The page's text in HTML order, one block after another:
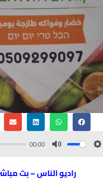
00:00
راديو الناس – بث مباشر